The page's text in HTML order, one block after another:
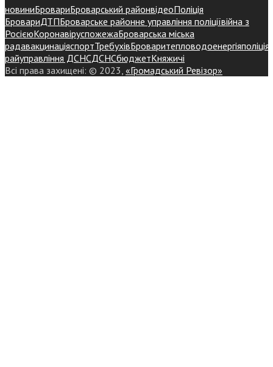
новиниБровариБроварський районвідеоПоліція
БровариДТПБроварське районне управління поліціївійна з
РосієюКоронавіруспожежаБроварська міська
радавакцинаціяспортТребухівБроваритепловодоенергіяполіція
райуправління ДСНСДСНСбюджетКняжичі
Всі права захищені: © 2023, «Громадський Ревізор»